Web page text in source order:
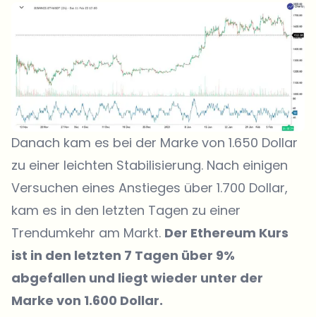
Danach kam es bei der Marke von 1.650 Dollar
zu einer leichten Stabilisierung. Nach einigen
Versuchen eines Anstieges über 1.700 Dollar,
kam es in den letzten Tagen zu einer
Trendumkehr am Markt. Der Ethereum Kurs
ist in den letzten 7 Tagen über 9%
abgefallen und liegt wieder unter der
Marke von 1.600 Dollar.